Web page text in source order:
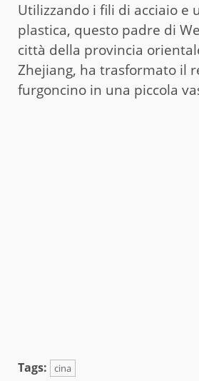
Utilizzando i fili di acciaio e
plastica, questo padre di
città della provincia
Zhejiang, ha trasformato il
furgoncino in una piccola
Tags: cina